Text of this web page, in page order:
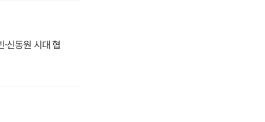
신동원 시대 협